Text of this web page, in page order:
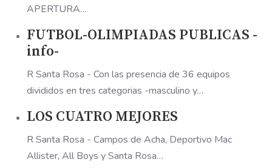
APERTURA…
FUTBOL-OLIMPIADAS PUBLICAS -
info-
R Santa Rosa - Con las presencia de 36 equipos
divididos en tres categorias -masculino y…
LOS CUATRO MEJORES
R Santa Rosa - Campos de Acha, Deportivo Mac
Allister, All Boys y Santa Rosa…